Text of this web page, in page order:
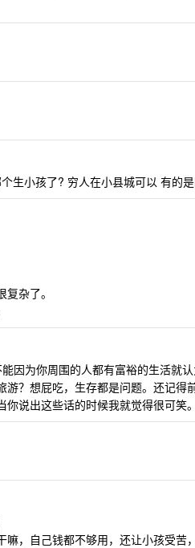
生小孩了? 穷人在小县城可以 有的
杂了。
因为你周围的人都有富裕的生活就认
？想屁吃，生存都是问题。还记得
说出这些话的时候我就觉得很可笑。
，自己钱都不够用，还让小孩受苦